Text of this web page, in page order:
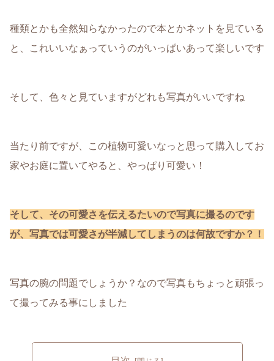
種類とかも全然知らなかったので本とかネットを見ている
と、これいいなぁっていうのがいっぱいあって楽しいです
そして、色々と見ていますがどれも写真がいいですね
当たり前ですが、この植物可愛いなっと思って購入してお
家やお庭に置いてやると、やっぱり可愛い！
そして、その可愛さを伝えるたいので写真に撮るのです
が、写真では可愛さが半減してしまうのは何故ですか？！
写真の腕の問題でしょうか？なので写真もちょっと頑張っ
て撮ってみる事にしました